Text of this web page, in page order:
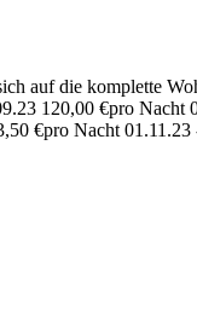
auf die komplette
120,00 €pro
€pro Nacht